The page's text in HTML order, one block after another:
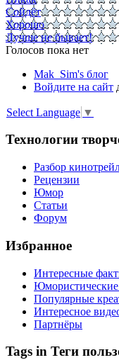
Сойдёт
Хорошо
Лучше не бывает!
Голосов пока нет
Mak_Sim's блог
Войдите на сайт
Select Language ▼
Технологии
Разбор
Рецензии
Юмор
Статьи
Форум
Избранное
Интересные
Юмористические
Популярные
Интересное
Партнёры
Tags in Теги